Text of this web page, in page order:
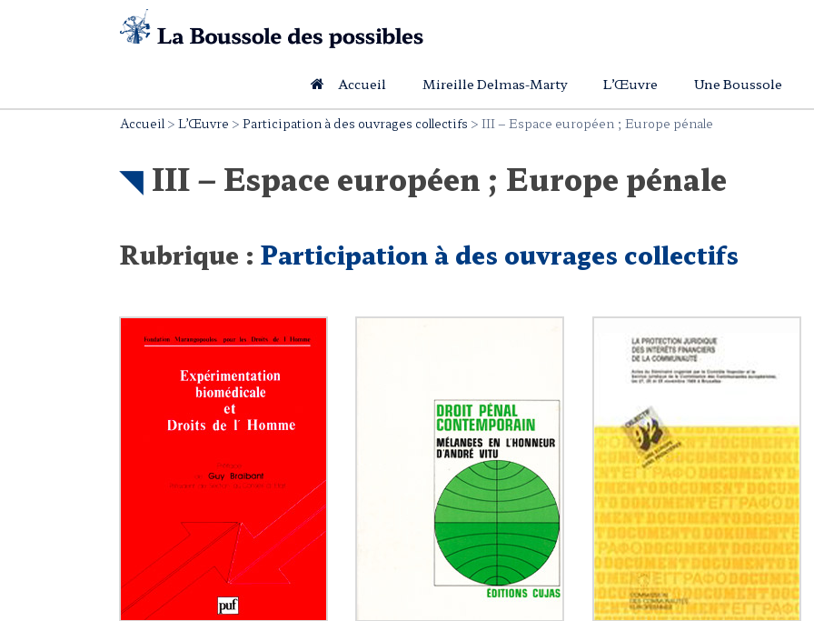
Accueil Mireille Delmas-Marty L’Œuvre Une Boussole
Accueil > L’Œuvre > Participation à des ouvrages collectifs > III – Espace européen ; Europe pénale
III – Espace européen ; Europe pénale
Rubrique : Participation à des ouvrages collectifs